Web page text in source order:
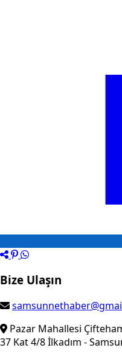
Bize Ulaşın
Pazar Mahallesi
37 Kat 4/8 İlkadım -